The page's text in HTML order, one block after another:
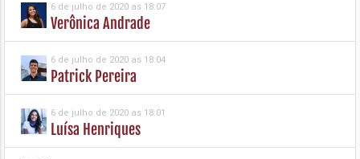
6 de julho de 2020 as 18:07
Verônica Andrade
6 de julho de 2020 as 18:04
Patrick Pereira
6 de julho de 2020 as 18:01
Luísa Henriques